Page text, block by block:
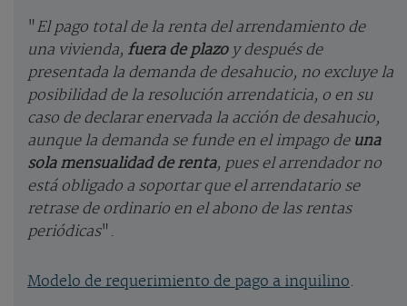
" El pago total de la renta del arrendamiento de
una vivienda, fuera de plazoy después de
presentada la demanda de desahucio, no excluye la
posibilidad de la resolución arrendaticia, o en su
caso de declarar enervada la acción de desahucio,
aunque la demanda se funde en el impago de una
sola mensualidad de renta, pues el arrendador no
está obligado a soportar que el arrendatario se
retrase de ordinario en el abono de las rentas
periódicas".
Modelo de requerimiento de pago a inquilino.